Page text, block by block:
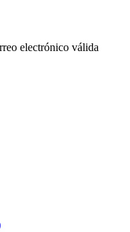
electrónico válida